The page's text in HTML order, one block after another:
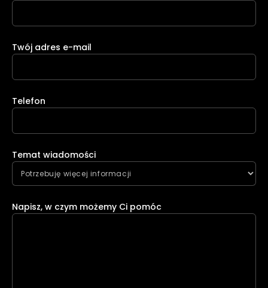
Twój adres e-mail
Telefon
Temat wiadomości
Napisz, w czym możemy Ci pomóc